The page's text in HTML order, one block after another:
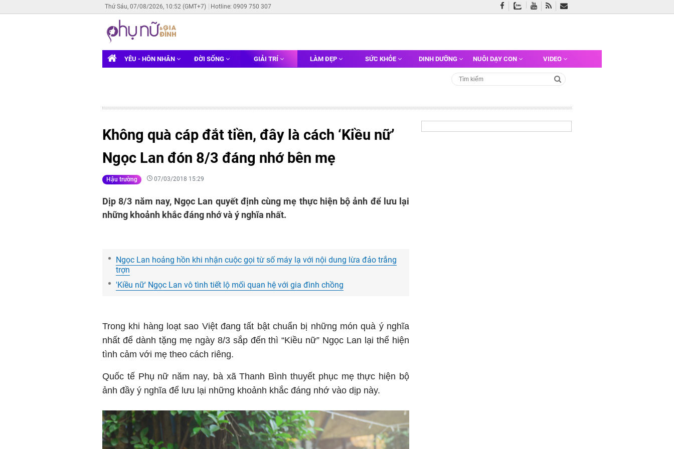
Thứ Sáu, 07/08/2026, 10:52 (GMT+7) Hotline: 0909 750 307
YÊU - HÔN NHÂN ĐỜI SỐNG GIẢI TRÍ LÀM ĐẸP SỨC KHỎE DINH DƯỠNG NUÔI DẠY CON VIDEO
Không quà cáp đắt tiền, đây là cách ‘Kiều nữ’
Ngọc Lan đón 8/3 đáng nhớ bên mẹ
Hậu trường 07/03/2018 15:29
Dịp 8/3 năm nay, Ngọc Lan quyết định cùng mẹ thực hiện bộ ảnh để lưu lại
những khoảnh khắc đáng nhớ và ý nghĩa nhất.
Ngọc Lan hoảng hồn khi nhận cuộc gọi từ số máy lạ với nội dung lừa đảo trắng
trợn
'Kiều nữ' Ngọc Lan vô tình tiết lộ mối quan hệ với gia đình chồng
Trong khi hàng loạt sao Việt đang tất bật chuẩn bị những món quà ý nghĩa
nhất để dành tặng mẹ ngày 8/3 sắp đến thì “Kiều nữ” Ngọc Lan lại thể hiện
tình cảm với mẹ theo cách riêng.
Quốc tế Phụ nữ năm nay, bà xã Thanh Bình thuyết phục mẹ thực hiện bộ
ảnh đầy ý nghĩa để lưu lại những khoảnh khắc đáng nhớ vào dịp này.